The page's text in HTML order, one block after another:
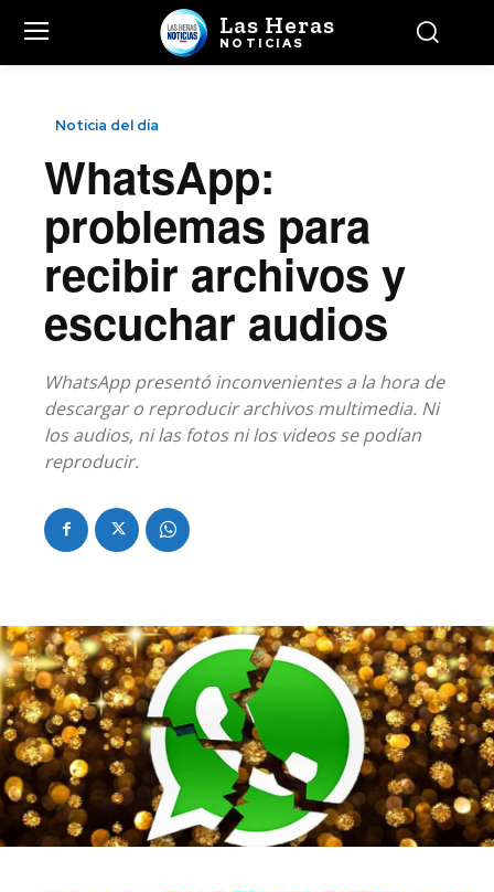
Las Heras
NOTICIAS
Noticia del día
WhatsApp:
problemas para
recibir archivos y
escuchar audios
WhatsApp presentó inconvenientes a la hora de
descargar o reproducir archivos multimedia. Ni
los audios, ni las fotos ni los videos se podían
reproducir.